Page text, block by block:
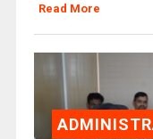
Read More